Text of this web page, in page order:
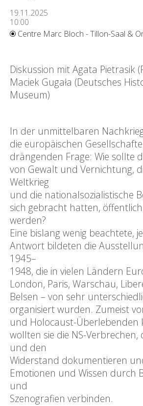
19.11.2025
10:00
Centre Marc Bloch - Tillon-Saal &
Diskussion mit Agata Pietrasik
Maciek Gugała (Deutsches
Museum)
In der unmittelbaren
die europäischen
drängenden Frage: Wie sollte
von Gewalt und Vernichtung,
Weltkrieg
und die nationalsozialistische
sich gebracht hatten,
werden?
Eine bislang wenig beachtete,
Antwort bildeten die
1945–
1948, die in vielen Ländern
London, Paris, Warschau,
Belsen – von sehr
organisiert wurden. Zumeist
und Holocaust-Überlebenden
wollten sie die NS-
und den
Widerstand dokumentieren
Emotionen und Wissen durch
und
Szenografien verbinden.